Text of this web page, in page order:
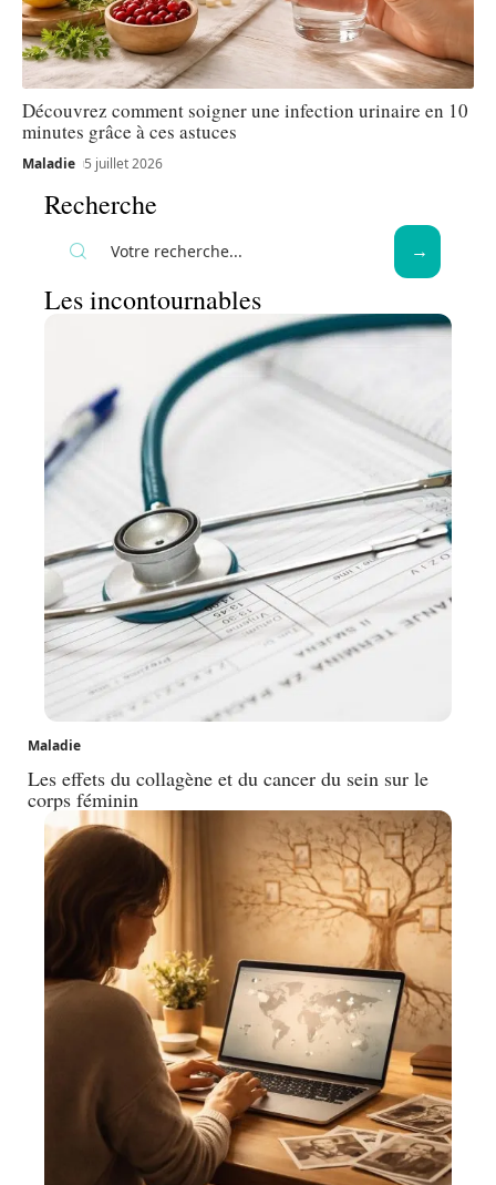
Découvrez comment soigner une infection urinaire en 10
minutes grâce à ces astuces
Maladie 5 juillet 2026
Recherche
Les incontournables
Maladie
Les effets du collagène et du cancer du sein sur le
corps féminin